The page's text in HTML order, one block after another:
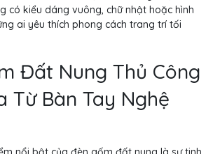
có kiểu dáng vuông, chữ nhật hoặc hình
ai yêu thích phong cách trang trí tối
Đất Nung Thủ Công
Từ Bàn Tay Nghệ